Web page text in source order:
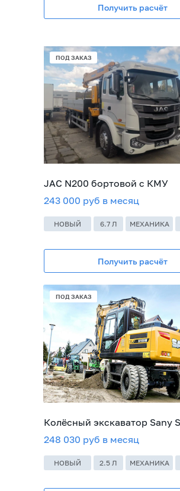
Получить расчёт
JAC N200 бортовой с КМУ
243 000 руб в месяц
6.7 Л МЕХАНИКА
НОВЫЙ
Получить расчёт
ПОД ЗАКАЗ
Колёсный экскаватор Sany
248 030 руб в месяц
2.5 Л МЕХАНИКА
НОВЫЙ
В НАЛИЧИИ
ПОД ЗАКАЗ
ПОД ЗАКАЗ